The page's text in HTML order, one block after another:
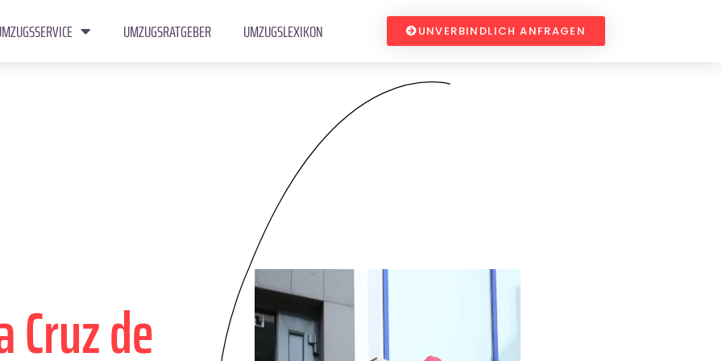
UMZUGSRATGEBER UMZUGSLEXIKON UNVERBINDLICH ANFRAGEN
Cruz de